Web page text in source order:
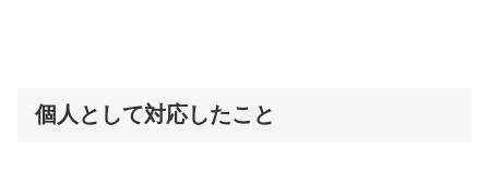
個人として対応したこと